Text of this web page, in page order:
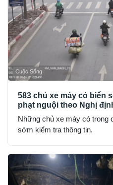
Cuộc Sống
583 chủ xe máy có biển
phạt nguội theo Nghị
Những chủ xe máy có trong
sớm kiểm tra thông tin.